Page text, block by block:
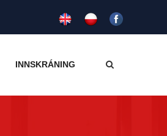
INNSKRÁNING